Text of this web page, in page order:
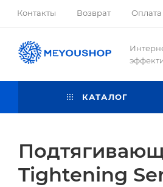
Контакты Возврат Оплата
КАТАЛОГ
Tightening